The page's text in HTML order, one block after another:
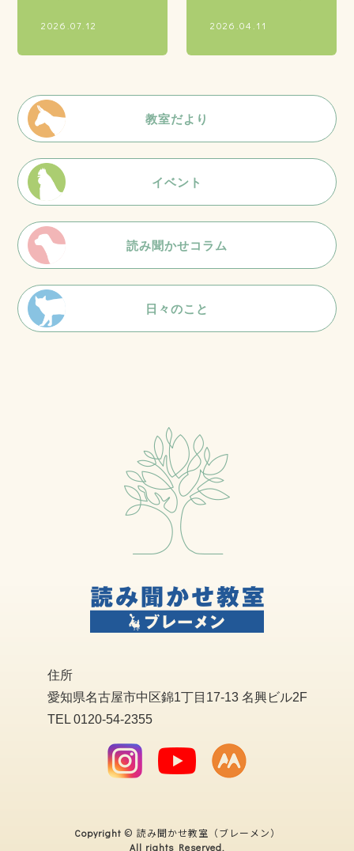
2026.07.12 2026.04.11
教室だより
イベント
読み聞かせコラム
日々のこと
住所
愛知県名古屋市中区錦1丁目17-13 名興ビル2F
TEL 0120-54-2355
Copyright © 読み聞かせ教室（ブレーメン）
All rights Reserved.